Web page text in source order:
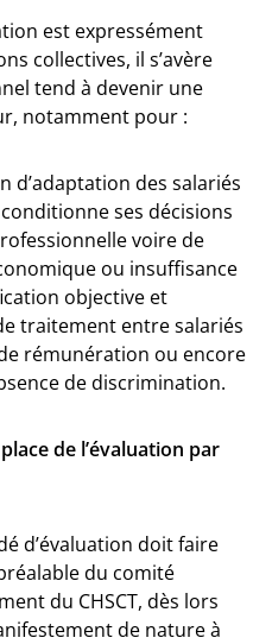
est expressément
collectives, il s’avère
tend à devenir une
notamment pour :
d’adaptation des salariés
ses décisions
voire de
ou insuffisance
objective et
traitement entre salariés
rémunération ou encore
de discrimination.
de l’évaluation par
d’évaluation doit faire
du comité
du CHSCT, dès lors
de nature à